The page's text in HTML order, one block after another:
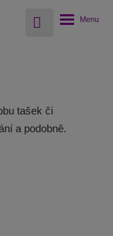
Vyhledávání
Rozbalení
tašek či
a podobně.